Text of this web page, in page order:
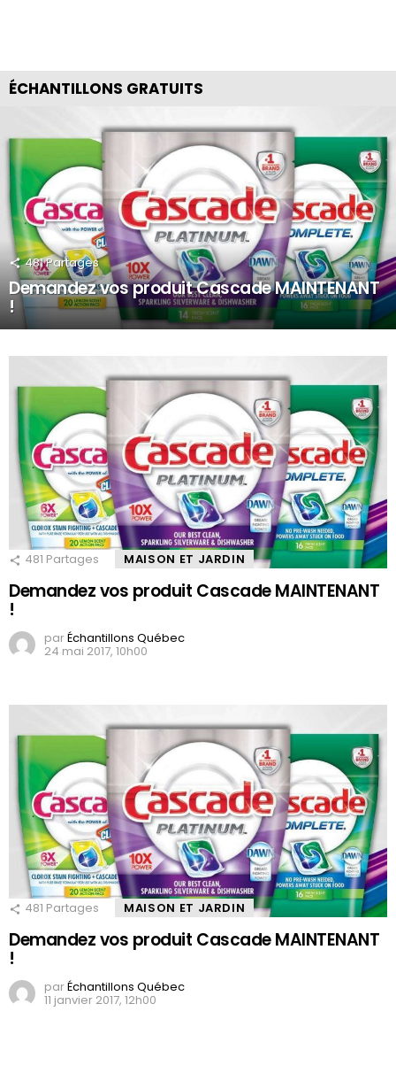
ÉCHANTILLONS GRATUITS
481Partages
Demandez vos produit Cascade MAINTENANT
!
481 Partages MAISON ET JARDIN
Demandez vos produit Cascade MAINTENANT
!
parÉchantillons Québec
24 mai 2017, 10h00
481 Partages MAISON ET JARDIN
Demandez vos produit Cascade MAINTENANT
!
parÉchantillons Québec
11 janvier 2017, 12h00